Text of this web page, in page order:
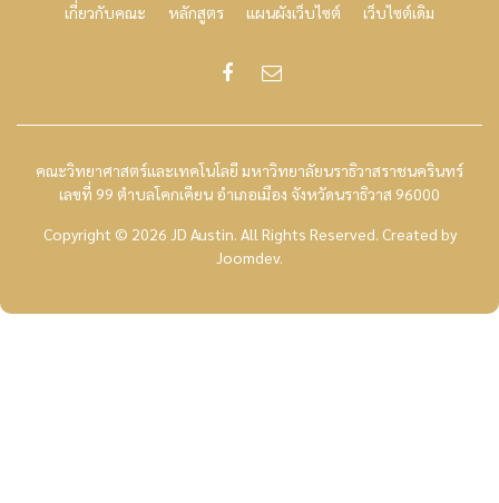
เกี่ยวกับคณะ หลักสูตร แผนผังเว็บไซต์ เว็บไซต์เดิม
คณะวิทยาศาสตร์และเทคโนโลยี มหาวิทยาลัยนราธิวาสราชนครินทร์
เลขที่ 99 ตำบลโคกเคียน อำเภอเมือง จังหวัดนราธิวาส 96000
Copyright © 2026 JD Austin. All Rights Reserved. Created by
Joomdev.